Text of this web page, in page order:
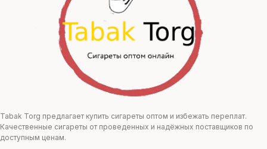
Tabak Torg предлагает купить сигареты оптом и избежать переплат.
Качественные сигареты от проведенных и надёжных поставщиков по
доступным ценам.